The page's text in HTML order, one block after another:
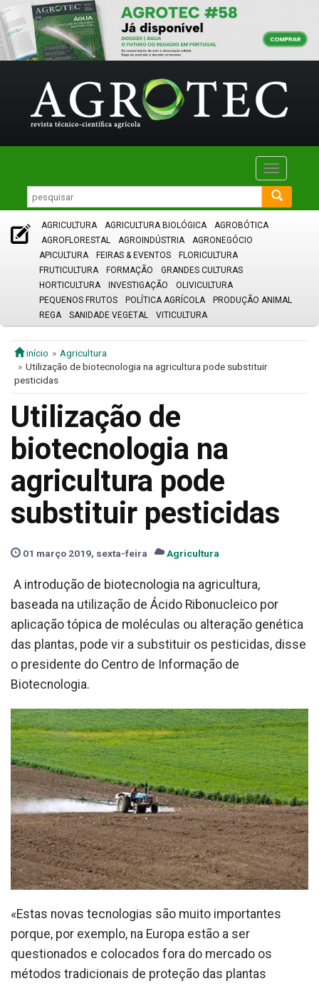
Toggle
AGRICULTURA AGRICULTURA BIOLÓGICA
AGROBÓTICA
AGROFLORESTAL
AGROINDÚSTRIA
AGRONEGÓCIO
APICULTURA
FEIRAS & EVENTOS
FLORICULTURA
FRUTICULTURA
FORMAÇÃO
GRANDES CULTURAS
HORTICULTURA
INVESTIGAÇÃO
OLIVICULTURA
PEQUENOS FRUTOS
POLÍTICA AGRÍCOLA
PRODUÇÃO ANIMAL
REGA
SANIDADE VEGETAL VITICULTURA
início
Agricultura
Utilização de biotecnologia na agricultura pode substituir
pesticidas
Utilização de
biotecnologia na
agricultura pode
substituir pesticidas
01 março 2019, sexta-feira Agricultura
A introdução de biotecnologia na agricultura,
baseada na utilização de Ácido Ribonucleico por
aplicação tópica de moléculas ou alteração genética
das plantas, pode vir a substituir os pesticidas, disse
o presidente do Centro de Informação de
Biotecnologia.
«Estas novas tecnologias são muito importantes
porque, por exemplo, na Europa estão a ser
questionados e colocados fora do mercado os
métodos tradicionais de proteção das plantas